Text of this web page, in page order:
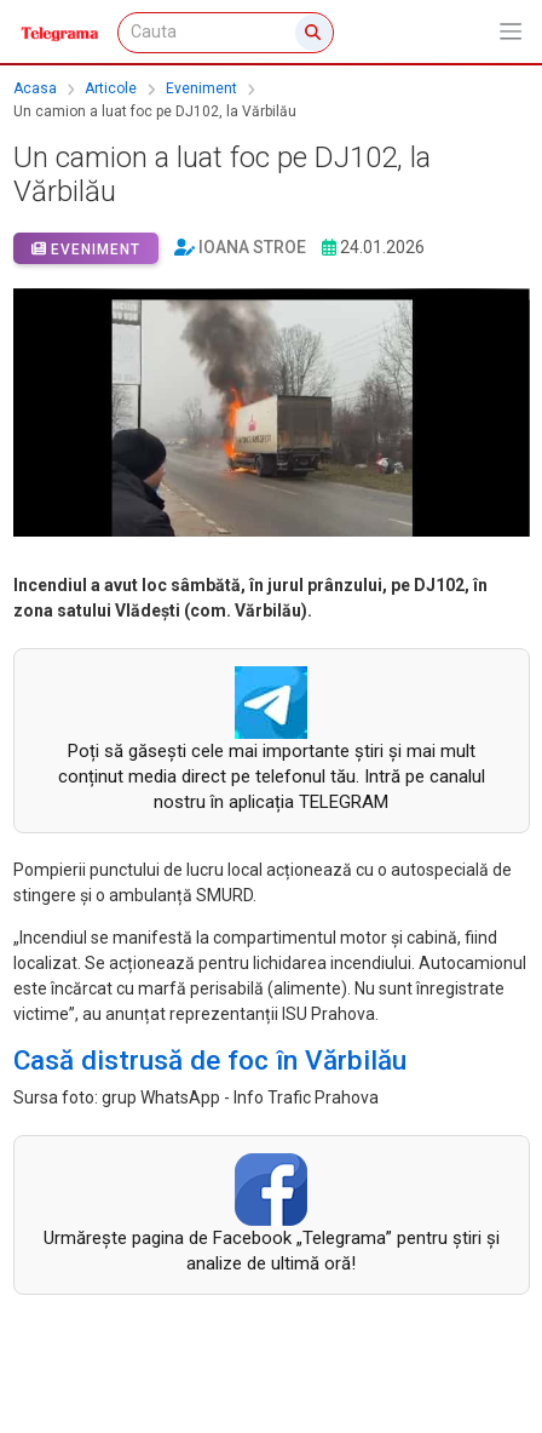
Acasa Articole
Eveniment
Un camion a luat foc pe DJ102, la Vărbilău
Un camion a luat foc pe DJ102, la
Vărbilău
EVENIMENT IOANA STROE 24.01.2026
Incendiul a avut loc sâmbătă, în jurul prânzului, pe DJ102, în
zona satului Vlădești (com. Vărbilău).
Poți să găsești cele mai importante știri și mai mult
conținut media direct pe telefonul tău. Intră pe canalul
nostru în aplicația TELEGRAM
Pompierii punctului de lucru local acționează cu o autospecială de
stingere și o ambulanță SMURD.
„Incendiul se manifestă la compartimentul motor și cabină, fiind
localizat. Se acționează pentru lichidarea incendiului. Autocamionul
este încărcat cu marfă perisabilă (alimente). Nu sunt înregistrate
victime”, au anunțat reprezentanții ISU Prahova.
Casă distrusă de foc în Vărbilău
Sursa foto: grup WhatsApp - Info Trafic Prahova
Urmăreşte pagina de Facebook „Telegrama” pentru ştiri şi
analize de ultimă oră!